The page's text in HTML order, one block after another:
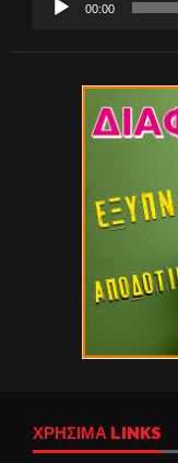
00:00
ΧΡΉΣΙΜΑ LINKS